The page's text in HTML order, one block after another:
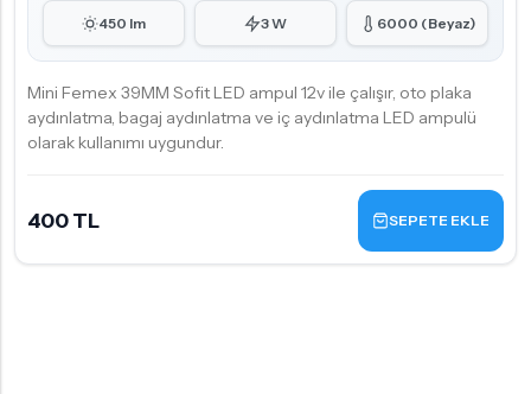
450 lm 3 W 6000 (Beyaz)
Mini Femex 39MM Sofit LED ampul 12v ile çalışır, oto plaka
aydınlatma, bagaj aydınlatma ve iç aydınlatma LED ampulü
olarak kullanımı uygundur.
400 TL SEPETE EKLE